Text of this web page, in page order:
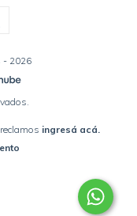
- 2026
ingresá acá.